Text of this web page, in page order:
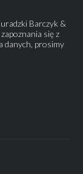
Barczyk &
się z
danych, prosimy